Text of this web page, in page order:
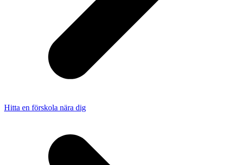
Hitta en förskola nära dig